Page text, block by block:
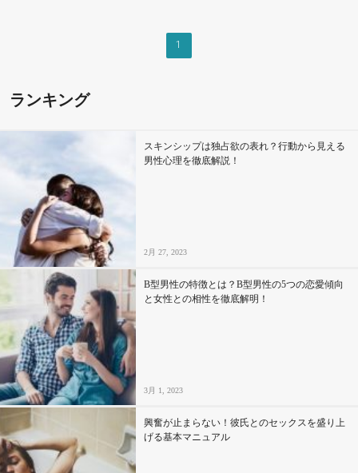
セックスライフ
不倫・だめ男
心の処方箋
カルチャー・トレンド・芸能
驚き
1
ランキング
スキンシップは独占欲の表れ？行動から見える
男性心理を徹底解説！
2月 27, 2023
B型男性の特徴とは？B型男性の5つの恋愛傾向
と女性との相性を徹底解明！
3月 1, 2023
興奮が止まらない！彼氏とのセックスを盛り上
げる基本マニュアル